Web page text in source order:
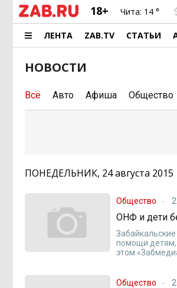
18+ Чита: 14 °
ЛЕНТА ZAB.TV СТАТЬИ
НОВОСТИ
Всё Авто Афиша Общество
ПОНЕДЕЛЬНИК, 24 августа 2015
Общество
ОНФ и дети
помощи детям,
этом
Общество